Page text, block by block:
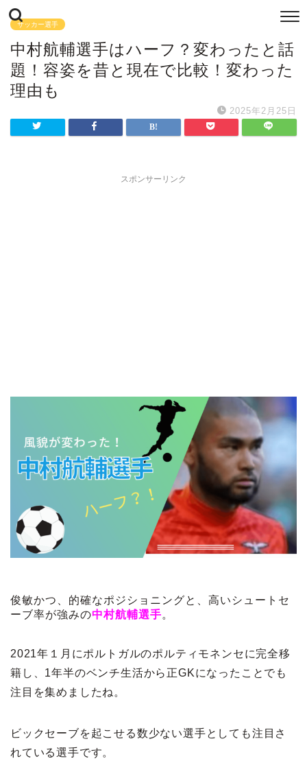
サッカー選手
中村航輔選手はハーフ？変わったと話
題！容姿を昔と現在で比較！変わった
理由も
2025年2月25日
スポンサーリンク
俊敏かつ、的確なポジショニングと、高いシュートセ
ーブ率が強みの中村航輔選手。
2021年１月にポルトガルのポルティモネンセに完全移
籍し、1年半のベンチ生活から正GKになったことでも
注目を集めましたね。
ビックセーブを起こせる数少ない選手としても注目さ
れている選手です。